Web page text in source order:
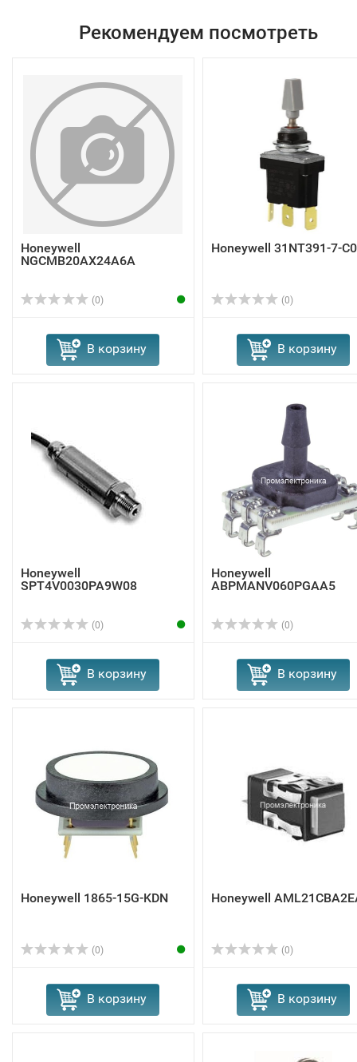
Рекомендуем посмотреть
Honeywell
NGCMB20AX24A6A
(0)
В корзину
Honeywell 31NT391-7-
(0)
В корзину
Honeywell
SPT4V0030PA9W08
(0)
В корзину
Honeywell
ABPMANV060PGAA5
(0)
В корзину
Honeywell 1865-15G-KDN
(0)
В корзину
Honeywell
(0)
В корзину